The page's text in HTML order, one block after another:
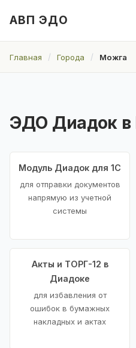
АВП ЭДО
Главная Города Можга
ЭДО Диадок в
Модуль Диадок для 1С
для отправки документов
напрямую из учетной
системы
Акты и ТОРГ-12 в
Диадоке
для избавления от
ошибок в бумажных
накладных и актах